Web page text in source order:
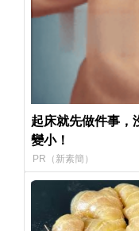
起床就先做件事，
變小！
PR（新素簡）